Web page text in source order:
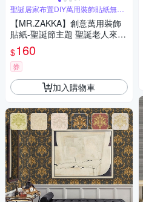
聖誕居家布置DIY萬用裝飾貼紙無痕
牆貼
【MR.ZAKKA】創意萬用裝飾
貼紙-聖誕節主題 聖誕老人來囉
居家節慶布置 DIY可移式壁貼
無痕壁貼 牆貼
$160
券
加入購物車